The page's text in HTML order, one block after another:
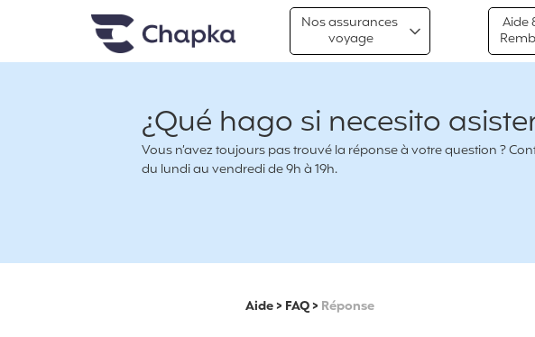
Chapka Assurances VoyagesNos assurances
voyage
Aide
¿Qué hago si necesito
Vous n’avez toujours pas trouvé la réponse à votre question ?
du lundi au vendredi de 9h à 19h.
Aide> FAQ> Réponse